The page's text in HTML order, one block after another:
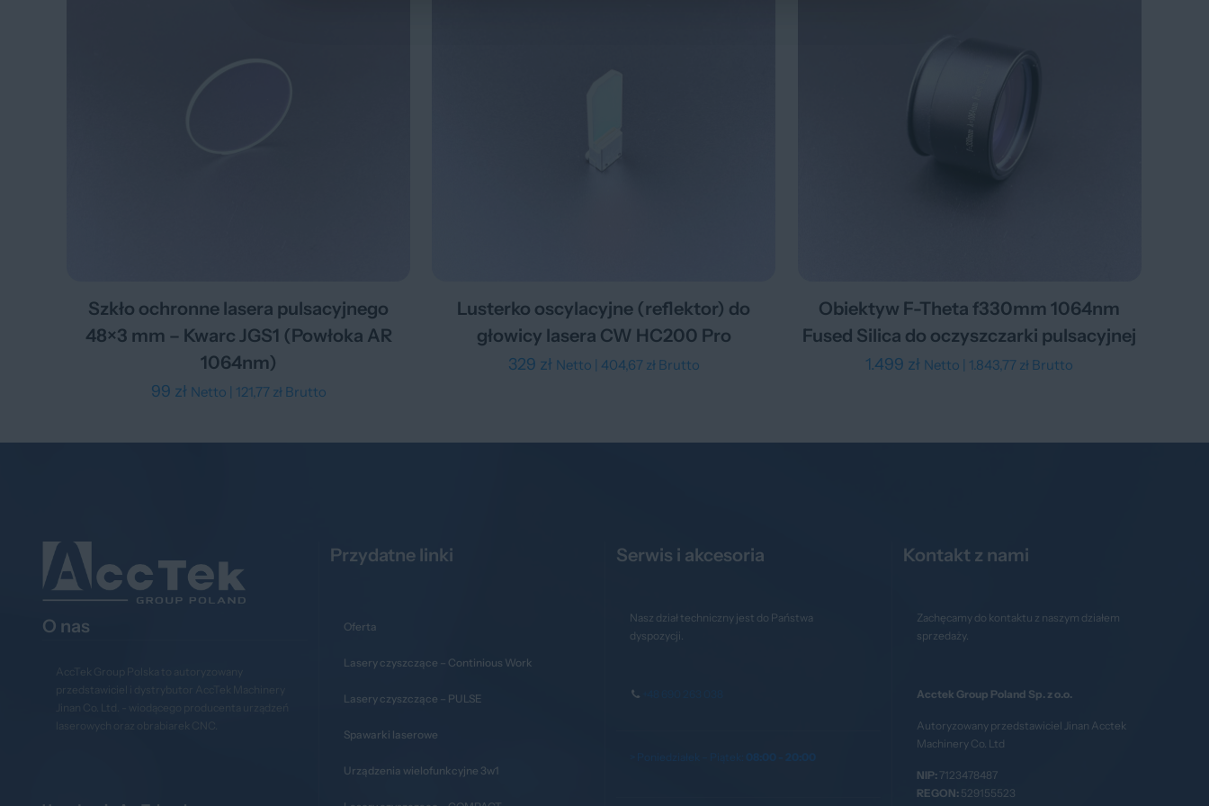
Szkło ochronne lasera pulsacyjnego
48×3 mm – Kwarc JGS1 (Powłoka AR
1064nm)
99 zł Netto | 121,77 złBrutto
Lusterko oscylacyjne (reflektor) do
głowicy lasera CW HC200 Pro
329 zł Netto | 404,67 złBrutto
Obiektyw F-Theta f330mm 1064nm
Fused Silica do oczyszczarki pulsacyjnej
1.499 zł Netto | 1.843,77 zł Brutto
O nas
AccTek Group Polska to autoryzowany
przedstawiciel i dystrybutor AccTek Machinery
Jinan Co. Ltd. - wiodącego producenta urządzeń
laserowych oraz obrabiarek CNC.
Przydatne linki
Oferta
Lasery czyszczące – Continious Work
Lasery czyszczące – PULSE
Spawarki laserowe
Urządzenia wielofunkcyjne 3w1
Serwis i akcesoria
Nasz dział techniczny jest do Państwa
dyspozycji.
> Poniedziałek – Piątek: 08:00 - 20:00
Kontakt z nami
Zachęcamy do kontaktu z naszym działem
sprzedaży.
Acctek Group Poland Sp. z o.o.
Autoryzowany przedstawiciel Jinan Acctek
Machinery Co. Ltd
NIP:7123478487
REGON:529155523